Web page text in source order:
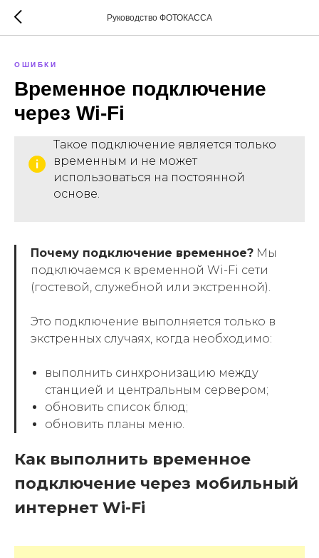
Руководство ФОТОКАССА
ОШИБКИ
Временное подключение
через Wi-Fi
Такое подключение является только
временным и не может
использоваться на постоянной
основе.
Почему подключение временное? Мы
подключаемся к временной Wi-Fi сети
(гостевой, служебной или экстренной).
Это подключение выполняется только в
экстренных случаях, когда необходимо:
выполнить синхронизацию между
станцией и центральным сервером;
обновить список блюд;
обновить планы меню.
Как выполнить временное
подключение через мобильный
интернет Wi-Fi